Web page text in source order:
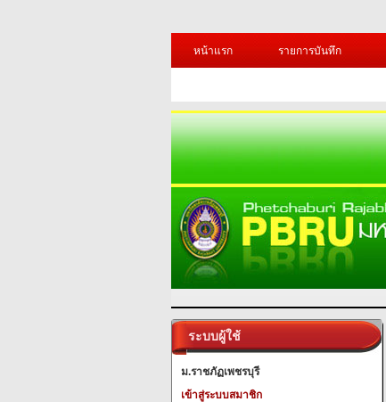
หน้าแรก
รายการบันทึก
ระบบผู้ใช้
ม.ราชภัฏเพชรบุรี
เข้าสู่ระบบสมาชิก